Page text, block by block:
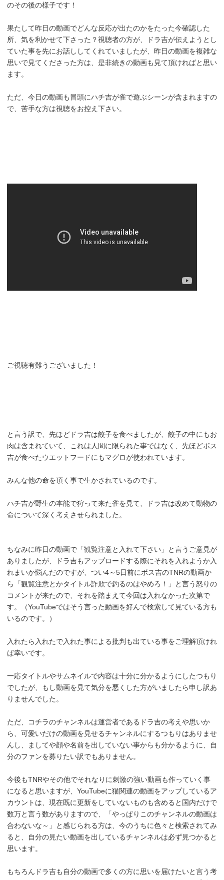
のその後の様子です！
果たして昨日の動画でどんな反応が出たのかをたった今確認した
所、気を利かせて下さった？視聴者の方が、ドラ吉が伝えようとし
ていた事を先にお話ししてくれていましたが、昨日の動画を複雑な
思いで見てくださった方は、是非続きの動画も見て頂ければと思い
ます。
ただ、今日の動画も冒頭にハチ吉が雀で遊ぶシーンが含まれますの
で、苦手な方は視聴をお控え下さい。
ご視聴有難うございました！
と言う訳で、先ほどドラ吉は餃子を食べましたが、餃子の中にもお
肉は含まれていて、これは人間に限られた事ではなく、先ほどボス
吉が食べたウエットフードにもマグロが使われています。
みんな他の命を頂く事で生かされているのです。
ハチ吉が野生の本能で狩って来た雀を見て、ドラ吉は改めて動物の
命について深く考えさせられました。
ちなみに昨日の動画で「観覧注意と入れて下さい」と言うご意見が
ありましたが、ドラ吉もアップロードする際にそれを入れようか入
れまいか悩んだのですが、つい4～5日前にボス吉のTNRの動画か
ら「観覧注意とかタイトル詐欺で釣るのはやめろ！」と言う怒りの
コメントが来たので、それを踏まえて今回は入れなかった次第で
す。（YouTubeではそう言った動画を好んで検索して見ている方も
いるのです。）
入れたら入れたで入れた事による批判も出ている事をご理解頂けれ
ば幸いです。
一応タイトルやサムネイルで内容は十分に分かるようにしたつもり
でしたが、もし動画を見て気分を悪くした方がいましたら申し訳あ
りませんでした。
ただ、コチラのチャンネルは運営者であるドラ吉の考えや思いか
ら、可愛いだけの動画を見せるチャンネルにするつもりはありませ
んし、ましてや顔や名前を出していない事からも分かるように、自
分のファンを募りたい訳でもありません。
今後もTNRやその他でそれなりに刺激の強い動画も作っていく事
になると思いますが、YouTubeに猫関連の動画をアップしているア
カウントは、現在既に更新をしていないものも含めると国内だけで
数万と言う数がありますので、「やっぱりこのチャンネルの動画は
合わないな～」と感じられる方は、今のうちに色々と検索されてみ
ると、自分の見たい動画を出しているチャンネルは必ず見つかると
思います。
もちろんドラ吉も自分の動画で多くの方に思いを届けたいと言う考